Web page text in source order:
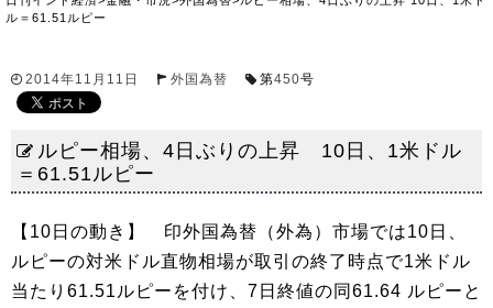
ル＝61.51ルピー
2014年11月11日 外国為替 第450号
ルピー相場、4日ぶりの上昇 10日、1米ドル
＝61.51ルピー
【10日の動き】 印外国為替（外為）市場では10日、
ルピーの対米ドル直物相場が取引の終了時点で1米ドル
当たり61.51ルピーを付け、7日終値の同61.64 ルピーと